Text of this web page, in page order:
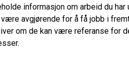
informasjon om arbeid du
være avgjørende for å få jobb i
om de kan være referanse for